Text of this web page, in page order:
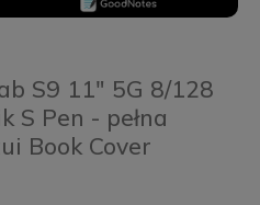
S9 11" 5G 8/128
S Pen - pełna
Book Cover